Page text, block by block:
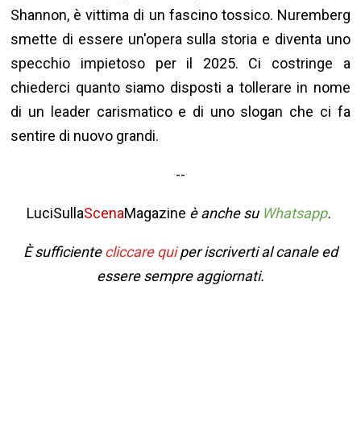
Shannon, è vittima di un fascino tossico. Nuremberg
smette di essere un'opera sulla storia e diventa uno
specchio impietoso per il 2025. Ci costringe a
chiederci quanto siamo disposti a tollerare in nome
di un leader carismatico e di uno slogan che ci fa
sentire di nuovo grandi.
--
LuciSullaScenaMagazine è anche su Whatsapp.
È sufficientecliccare quiper iscriverti al canale ed
essere sempre aggiornati.